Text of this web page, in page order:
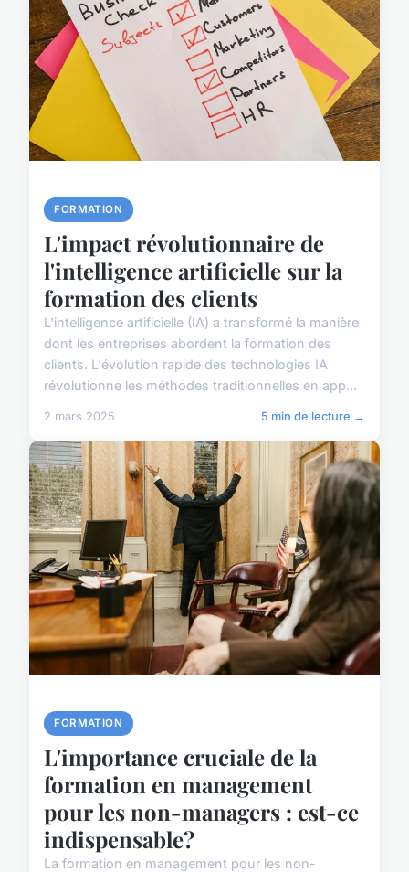
FORMATION
L'impact révolutionnaire de
l'intelligence artificielle sur la
formation des clients
L'intelligence artificielle (IA) a transformé la manière
dont les entreprises abordent la formation des
clients. L'évolution rapide des technologies IA
révolutionne les méthodes traditionnelles en app...
2 mars 2025 5 min de lecture →
FORMATION
L'importance cruciale de la
formation en management
pour les non-managers : est-ce
indispensable?
La formation en management pour les non-